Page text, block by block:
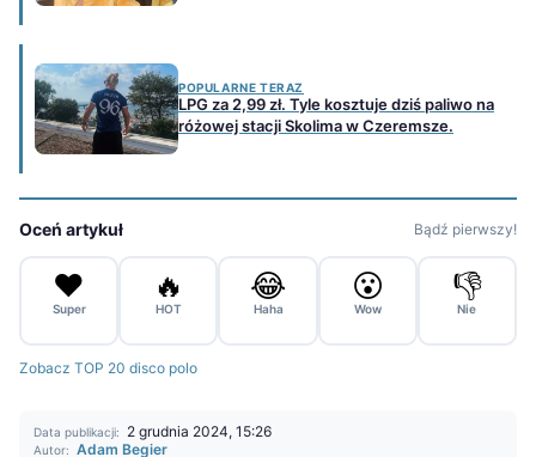
POPULARNE TERAZ
LPG za 2,99 zł. Tyle kosztuje dziś paliwo na
różowej stacji Skolima w Czeremsze.
Oceń artykuł Bądź pierwszy!
❤️
Super
🔥
HOT
😂
Haha
😮
Wow
👎
Nie
Zobacz TOP 20 disco polo
Data publikacji: 2 grudnia 2024, 15:26
Autor: Adam Begier